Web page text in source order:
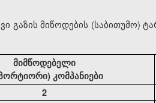
გაზის მიწოდების
მიმწოდებელი
კომპანიები
2